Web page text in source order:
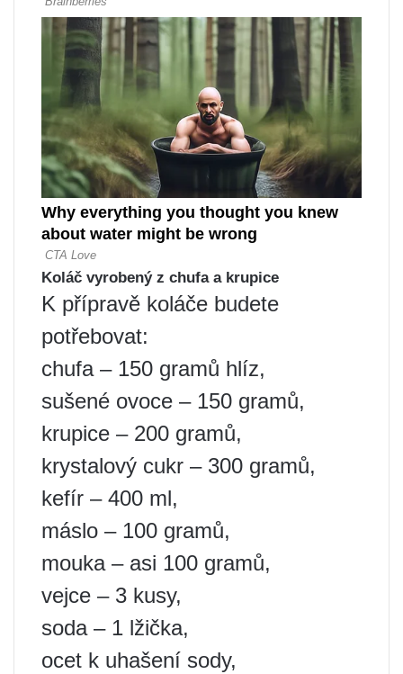
Koláč vyrobený z chufa a krupice
K přípravě koláče budete
potřebovat:
chufa – 150 gramů hlíz,
sušené ovoce – 150 gramů,
krupice – 200 gramů,
krystalový cukr – 300 gramů,
kefír – 400 ml,
máslo – 100 gramů,
mouka – asi 100 gramů,
vejce – 3 kusy,
soda – 1 lžička,
ocet k uhašení sody,